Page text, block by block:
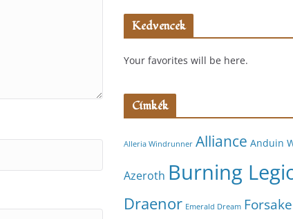
Kedvencek
Your favorites will be here.
Címkék
Alleria Windrunner Alliance Anduin
Azeroth Burning
Draenor Emerald Dream